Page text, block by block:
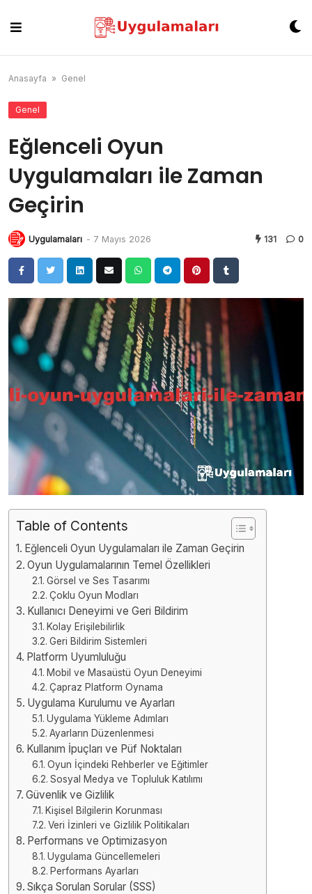
content
Anasayfa » Genel
Genel
Eğlenceli Oyun
Uygulamaları ile Zaman
Geçirin
Uygulamaları - 7 Mayıs 2026 131 0
Table of Contents
Eğlenceli Oyun Uygulamaları ile Zaman Geçirin
Oyun Uygulamalarının Temel Özellikleri
Görsel ve Ses Tasarımı
Çoklu Oyun Modları
Kullanıcı Deneyimi ve Geri Bildirim
Kolay Erişilebilirlik
Geri Bildirim Sistemleri
Platform Uyumluluğu
Mobil ve Masaüstü Oyun Deneyimi
Çapraz Platform Oynama
Uygulama Kurulumu ve Ayarları
Uygulama Yükleme Adımları
Ayarların Düzenlenmesi
Kullanım İpuçları ve Püf Noktaları
Oyun İçindeki Rehberler ve Eğitimler
Sosyal Medya ve Topluluk Katılımı
Güvenlik ve Gizlilik
Kişisel Bilgilerin Korunması
Veri İzinleri ve Gizlilik Politikaları
Performans ve Optimizasyon
Uygulama Güncellemeleri
Performans Ayarları
Sıkça Sorulan Sorular (SSS)